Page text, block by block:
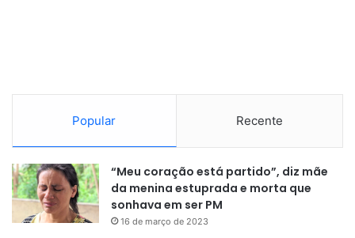
Popular Recente
“Meu coração está partido”, diz mãe
da menina estuprada e morta que
sonhava em ser PM
16 de março de 2023